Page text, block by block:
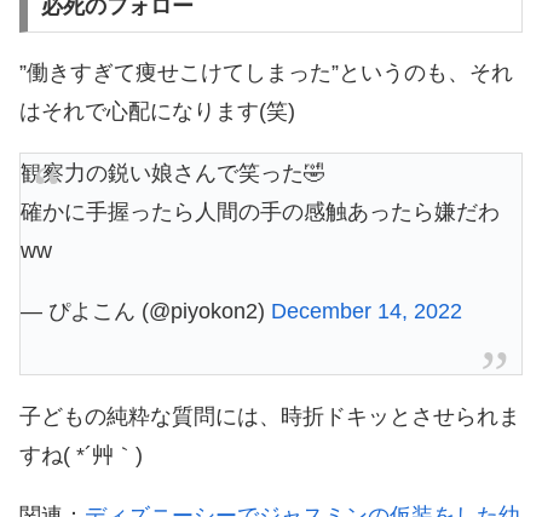
必死のフォロー
”働きすぎて痩せこけてしまった”というのも、それ
はそれで心配になります(笑)
観察力の鋭い娘さんで笑った🤣
確かに手握ったら人間の手の感触あったら嫌だわ
ww
— ぴよこん (@piyokon2) December 14, 2022
子どもの純粋な質問には、時折ドキッとさせられま
すね( *´艸｀)